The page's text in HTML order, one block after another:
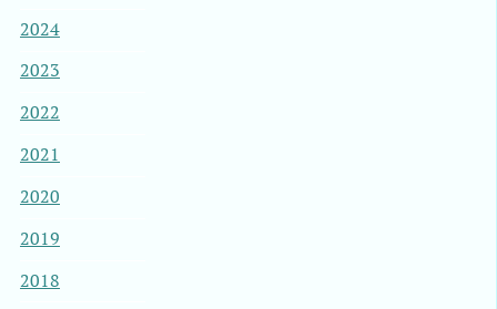
2024
2023
2022
2021
2020
2019
2018